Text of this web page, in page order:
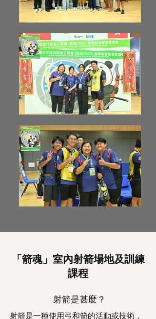
「箭魂」室內射箭場地及訓練
課程
射箭是甚麼？
射箭是一種使用弓和箭的活動或技術，